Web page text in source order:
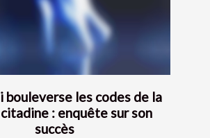
bouleverse les codes de la
: enquête sur son
succès